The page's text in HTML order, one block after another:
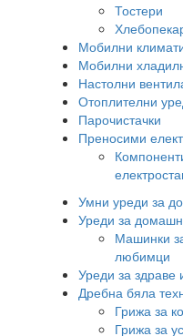
Тостери
Мобилни
Мобилни
Настолни
Отоплителни
Парочистачки
Преносими
Умни уреди за
Уреди за
Машинки
любимци
Уреди за здраве
Дребна бяла
Грижа за
Грижа за